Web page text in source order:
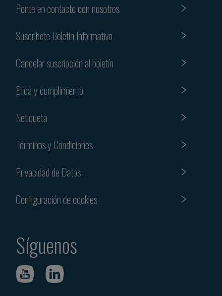
Ponte en contacto con nosotros
Suscribete Boletin Informativo
Cancelar suscripción al boletín
Etica y cumplimiento
Netiqueta
Términos y Condiciones
Privacidad de Datos
Configuración de cookies
Síguenos